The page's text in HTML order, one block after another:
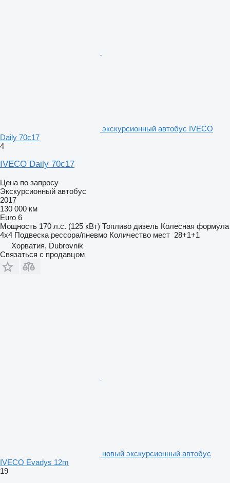
экскурсионный автобус IVECO
Daily 70c17
4
IVECO Daily 70c17
Цена по запросу
Экскурсионный автобус
2017
130 000 км
Euro 6
Мощность 170 л.с. (125 кВт) Топливо дизель Колесная формула
4x4 Подвеска рессора/пневмо Количество мест 28+1+1
Хорватия, Dubrovnik
Связаться с продавцом
новый экскурсионный автобус
IVECO Evadys 12m
19